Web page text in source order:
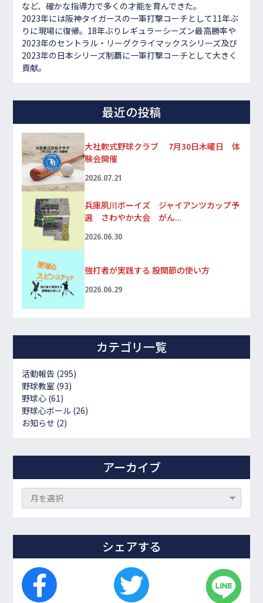
など、確かな指導力で多くの才能を育んできた。
2023年には阪神タイガースの一軍打撃コーチとして11年ぶ
りに現場に復帰。18年ぶりレギュラーシーズン最高勝率や
2023年のセントラル・リーグクライマックスシリーズ及び
2023年の日本シリーズ制覇に一軍打撃コーチとして大きく
貢献。
最近の投稿
大社軟式野球クラブ 7月30日木曜日 体
験会開催
2026.07.21
兵庫夙川ボーイズ ジャイアンツカップ予
選 さわやか大会 がん...
2026.06.30
強打者が実践する 股関節の使い方
2026.06.29
カテゴリ一覧
活動報告 (295)
野球教室 (93)
野球心 (61)
野球心ボール (26)
お知らせ (2)
アーカイブ
シェアする